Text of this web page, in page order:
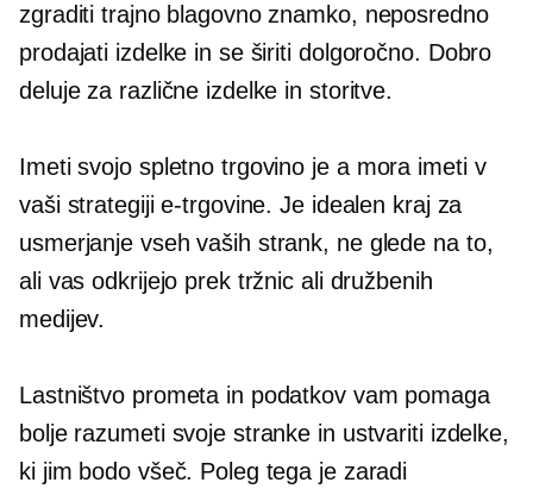
zgraditi trajno blagovno znamko, neposredno
prodajati izdelke in se širiti dolgoročno. Dobro
deluje za različne izdelke in storitve.
Imeti svojo spletno trgovino je a mora imetiv
vaši strategiji e-trgovine. Je idealen kraj za
usmerjanje vseh vaših strank, ne glede na to,
ali vas odkrijejo prek tržnic ali družbenih
medijev.
Lastništvo prometa in podatkov vam pomaga
bolje razumeti svoje stranke in ustvariti izdelke,
ki jim bodo všeč. Poleg tega je zaradi